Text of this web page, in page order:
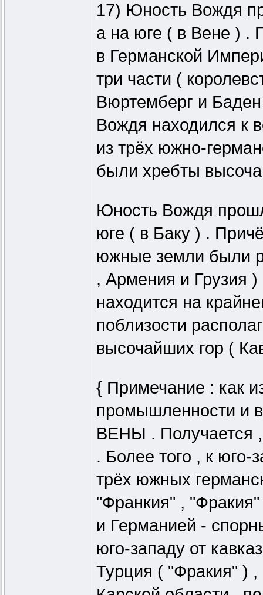
17) Юность Вождя
а на юге ( в Вене ) .
в Германской
три части (
Вюртемберг и
Вождя находился к
из трёх южно-
были хребты
Юность Вождя
юге ( в Баку ) .
южные земли были
, Армения и Грузия )
находится на
поблизости
высочайших гор (
{ Примечание : как
промышленности и
ВЕНЫ . Получается ,
. Более того , к юго-
трёх южных
"Франкия" ,
и Германией -
юго-западу от
Турция ( "Фракия" )